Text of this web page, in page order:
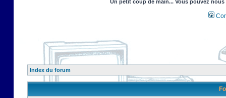
Un petit coup de main... Vous pouvez
Index du forum